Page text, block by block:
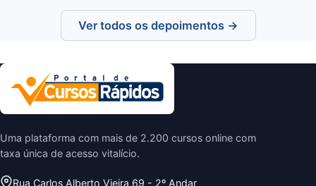
Ver todos os depoimentos →
Uma plataforma com mais de 2.200 cursos online com
taxa única de acesso vitalício.
Rua Carlos Alberto Vieira 69 - 2º Andar